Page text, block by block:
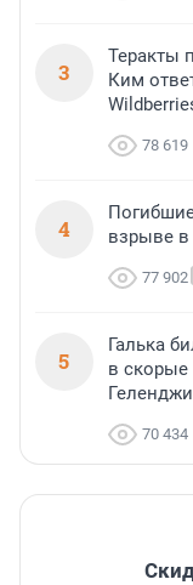
3
Теракты
Ким
78 619
4
взрыве
77 902
5
Галька
в скорые
70 434